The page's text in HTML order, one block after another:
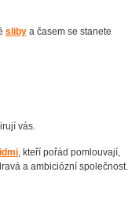
sliby a časem se stanete
vás.
, kteří pořád pomlouvají,
a ambiciózní společnost.